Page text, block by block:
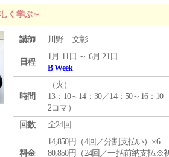
く学ぶ～
講師 川野 文彰
日程
1月 11日 ～ 6月 21日
B Week
時間
（火 ）
13：10～14：30／14：50～16：10
2コマ）
回数
全24回
料金
14,850円（4回／分割支払い）×6
80,850円（24回／一括前納支払※